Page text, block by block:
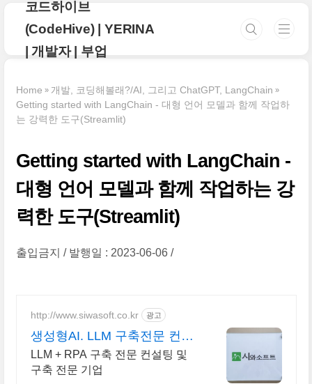
본문 바로가기
코드하이브
(CodeHive) | YERINA
| 개발자 | 부업
Home
개발, 코딩해볼래?/AI, 그리고 ChatGPT, LangChain
Getting started with LangChain - 대형 언어 모델과 함께 작업하
는 강력한 도구(Streamlit)
Getting started with LangChain -
대형 언어 모델과 함께 작업하는 강
력한 도구(Streamlit)
출입금지 발행일 : 2023-06-06
http://www.siwasoft.co.kr 광고
생성형AI. LLM 구축전문 컨설
팅 전문 인력 다수 보유
LLM + RPA 구축 전문 컨설팅 및
구축 전문 기업